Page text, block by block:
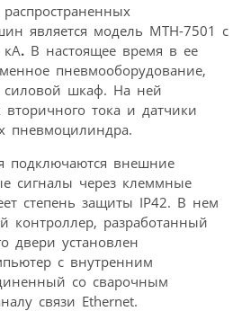
является модель МТН-7501 с
кА. В настоящее время в ее
пневмооборудование,
шкаф. На ней
вторичного тока и датчики
пневмоцилиндра.
подключаются внешние
сигналы через клеммные
степень защиты IP42. В нем
контроллер, разработанный
двери установлен
с внутренним
со сварочным
связи Ethernet.